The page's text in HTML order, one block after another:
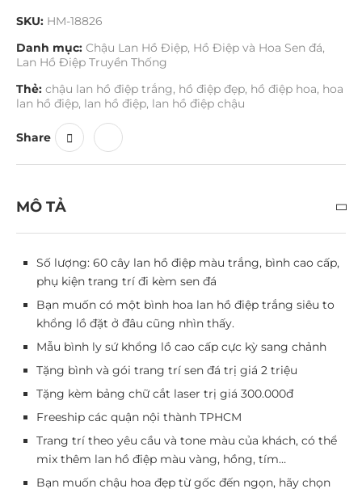
SKU: HM-18826
Danh mục: Chậu Lan Hồ Điệp, Hồ Điệp và Hoa Sen đá,
Lan Hồ Điệp Truyền Thống
Thẻ: chậu lan hồ điệp trắng, hồ điệp đẹp, hồ điệp hoa, hoa
lan hồ điệp, lan hồ điệp, lan hồ điệp chậu
Share
MÔ TẢ
Số lượng: 60 cây lan hồ điệp màu trắng, bình cao cấp,
phụ kiện trang trí đi kèm sen đá
Bạn muốn có một bình hoa lan hồ điệp trắng siêu to
khổng lồ đặt ở đâu cũng nhìn thấy.
Mẫu bình ly sứ khổng lồ cao cấp cực kỳ sang chảnh
Tặng bình và gói trang trí sen đá trị giá 2 triệu
Tặng kèm bảng chữ cắt laser trị giá 300.000đ
Freeship các quận nội thành TPHCM
Trang trí theo yêu cầu và tone màu của khách, có thể
mix thêm lan hồ điệp màu vàng, hồng, tím…
Bạn muốn chậu hoa đẹp từ gốc đến ngọn, hãy chọn